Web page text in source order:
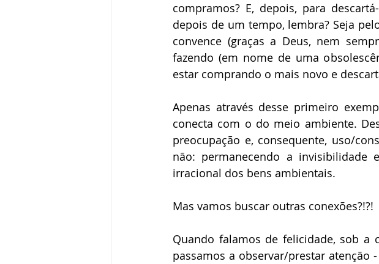
compramos? E, depois, para
depois de um tempo, lembra? Seja
convence (graças a Deus, nem
fazendo (em nome de uma
estar comprando o mais novo e
Apenas através desse primeiro
conecta com o do meio ambiente.
preocupação e, consequente, uso/
não: permanecendo a invisibilidade
irracional dos bens ambientais.
Mas vamos buscar outras conexões?!?!
Quando falamos de felicidade, sob a
passamos a observar/prestar atenção